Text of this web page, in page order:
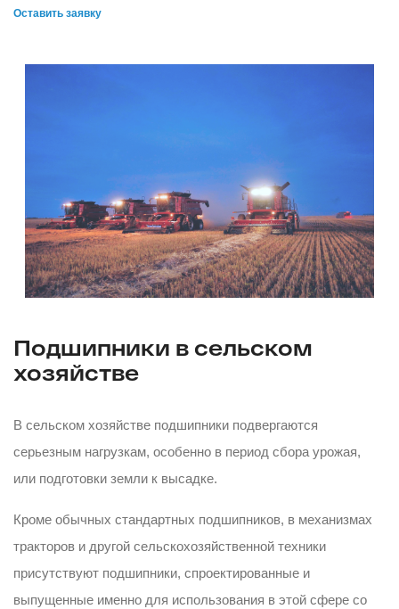
Оставить заявку
Подшипники в сельском
хозяйстве
В сельском хозяйстве подшипники подвергаются
серьезным нагрузкам, особенно в период сбора урожая,
или подготовки земли к высадке.
Кроме обычных стандартных подшипников, в механизмах
тракторов и другой сельскохозяйственной техники
присутствуют подшипники, спроектированные и
выпущенные именно для использования в этой сфере со